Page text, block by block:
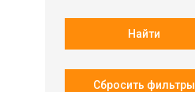
Найти
Сбросить фильтры